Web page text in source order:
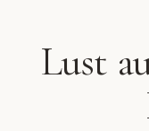
Lust